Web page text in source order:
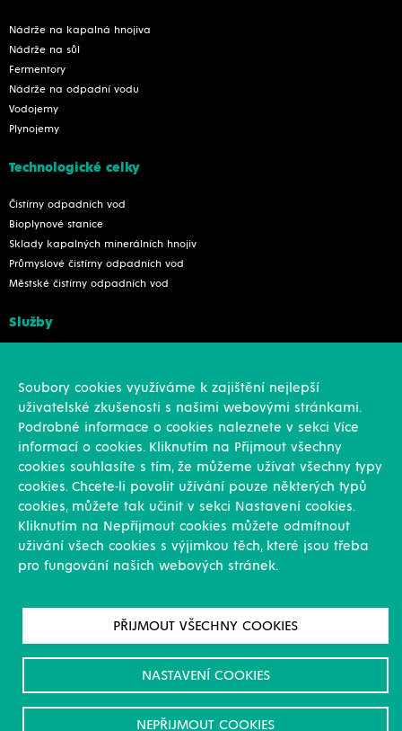
Nádrže na kapalná hnojiva
Nádrže na sůl
Fermentory
Nádrže na odpadní vodu
Vodojemy
Plynojemy
Technologické celky
Čistírny odpadních vod
Bioplynové stanice
Sklady kapalných minerálních hnojiv
Průmyslové čistírny odpadních vod
Městské čistírny odpadních vod
Služby
Novinky
Reference
Kariéra
Soubory cookies využíváme k zajištění nejlepší
uživatelské zkušenosti s našimi webovými stránkami.
Podrobné informace o cookies naleznete v sekci Více
informací o cookies. Kliknutím na Přijmout všechny
cookies souhlasíte s tím, že můžeme užívat všechny typy
cookies. Chcete-li povolit užívání pouze některých typů
cookies, můžete tak učinit v sekci Nastavení cookies.
Kliknutím na Nepříjmout cookies můžete odmítnout
uživání všech cookies s výjimkou těch, které jsou třeba
pro fungování našich webových stránek.
PŘIJMOUT VŠECHNY COOKIES
NASTAVENÍ COOKIES
NEPŘIJMOUT COOKIES